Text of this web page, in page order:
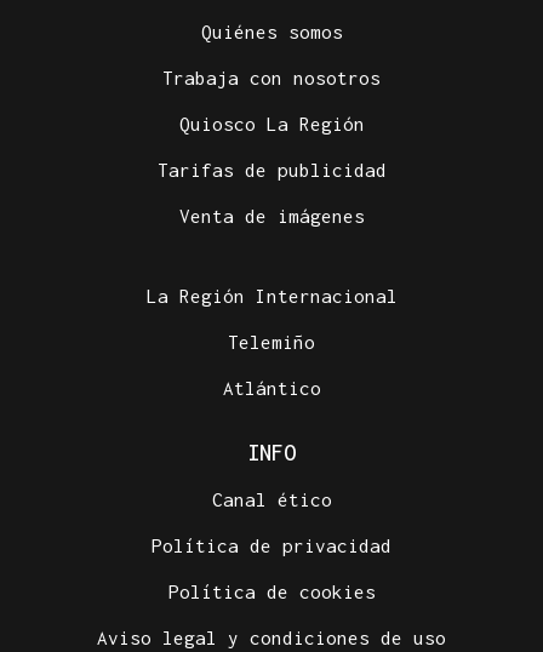
Quiénes somos
Trabaja con nosotros
Quiosco La Región
Tarifas de publicidad
Venta de imágenes
La Región Internacional
Telemiño
Atlántico
INFO
Canal ético
Política de privacidad
Política de cookies
Aviso legal y condiciones de uso